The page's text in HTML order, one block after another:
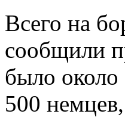
Всего на
сообщили
было около
500